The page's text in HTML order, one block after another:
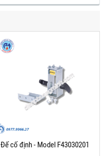
Đế cố định - Model F43030201